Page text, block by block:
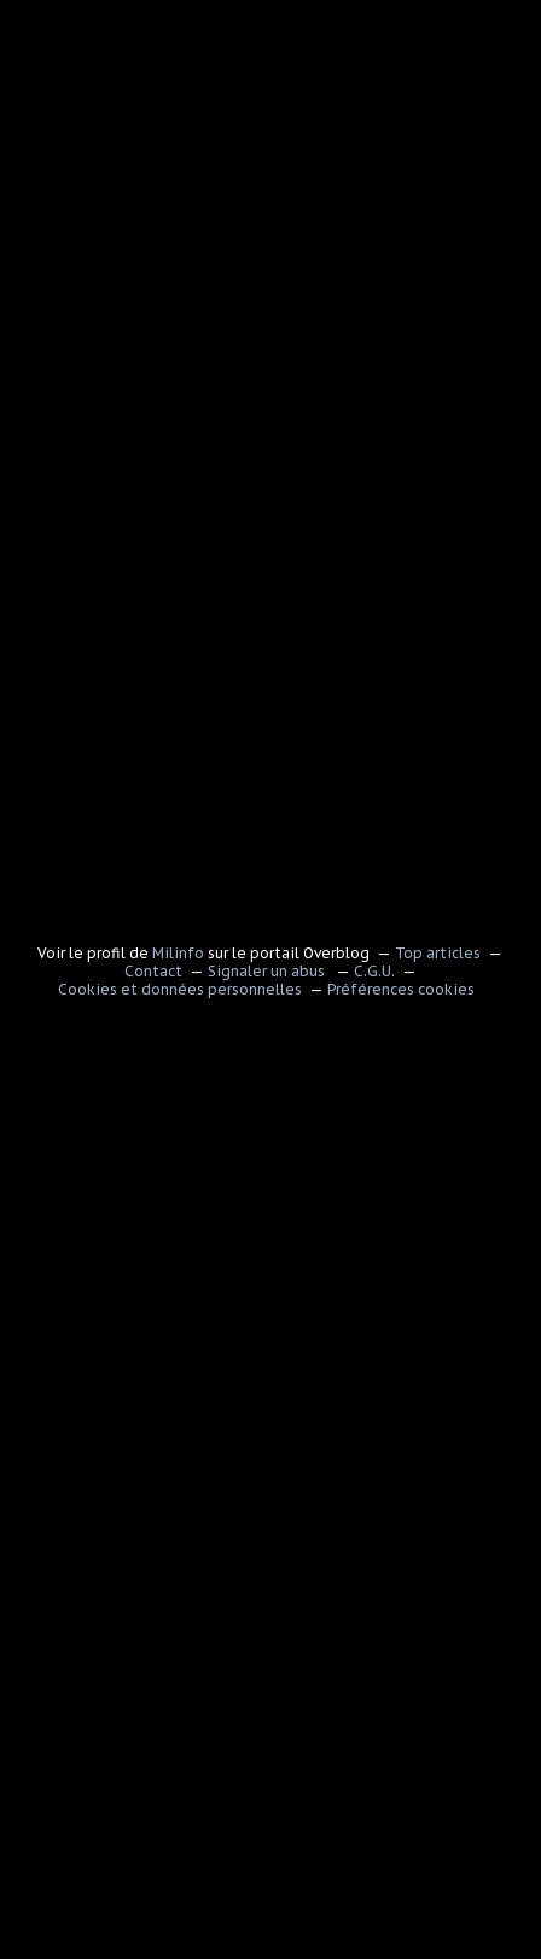
Voir le profil deMilinfo sur le portail Overblog
Top articles
Contact
Signaler un abus
C.G.U.
Cookies et données personnelles
Préférences cookies